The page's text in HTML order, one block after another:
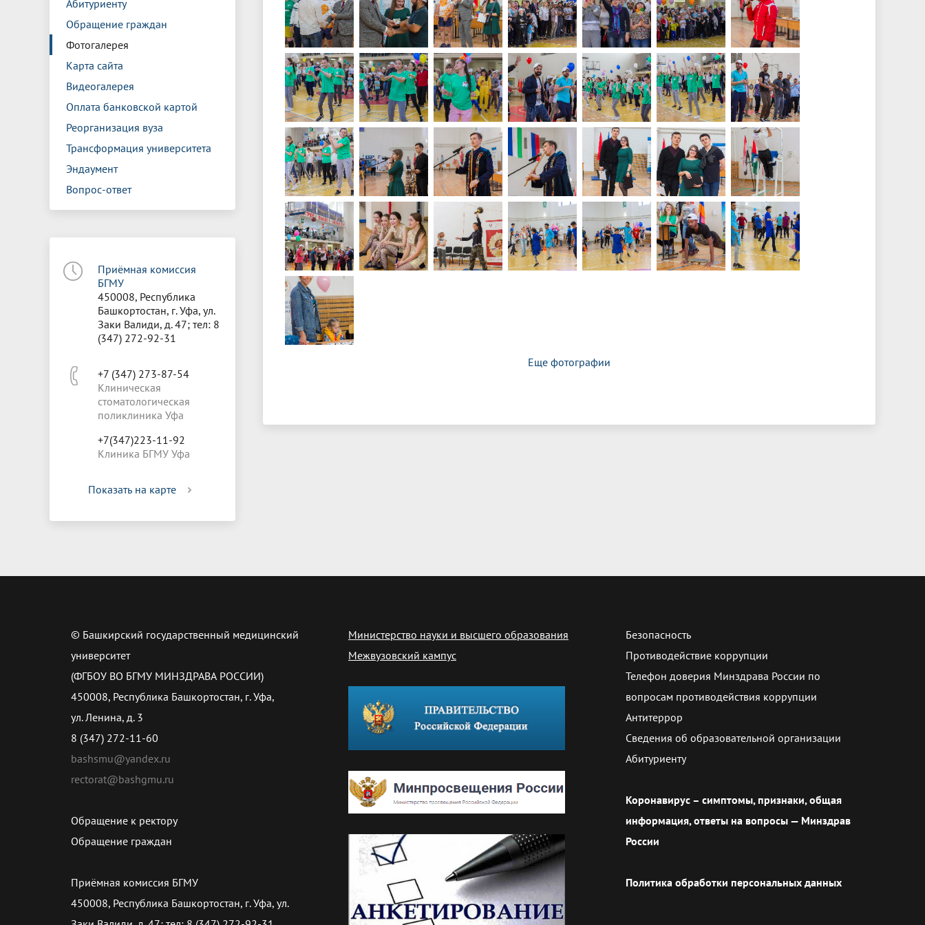
Абитуриенту
Обращение граждан
Фотогалерея
Карта сайта
Видеогалерея
Оплата банковской картой
Реорганизация вуза
Трансформация университета
Эндаумент
Вопрос-ответ
Приёмная комиссия
БГМУ
450008, Республика
Башкортостан, г. Уфа, ул.
Заки Валиди, д. 47; тел: 8
(347) 272-92-31
+7 (347) 273-87-54
Клиническая
стоматологическая
поликлиника Уфа
+7(347)223-11-92
Клиника БГМУ Уфа
Показать на карте
Еще фотографии
© Башкирский государственный медицинский
университет
(ФГБОУ ВО БГМУ МИНЗДРАВА РОССИИ)
450008, Республика Башкортостан, г. Уфа,
ул. Ленина, д. 3
8 (347) 272-11-60
bashsmu@yandex.ru
rectorat@bashgmu.ru
Обращение к ректору
Обращение граждан
Приёмная комиссия БГМУ
450008, Республика Башкортостан, г. Уфа, ул.
Министерство науки и высшего образования
Межвузовский кампус
Безопасность
Противодействие коррупции
Телефон доверия Минздрава России по
вопросам противодействия коррупции
Антитеррор
Сведения об образовательной организации
Абитуриенту
Коронавирус – симптомы, признаки, общая
информация, ответы на вопросы — Минздрав
России
Политика обработки персональных данных